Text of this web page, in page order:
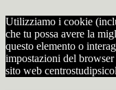
Utilizziamo i cookie
che tu possa avere la
questo elemento o
impostazioni del
sito web